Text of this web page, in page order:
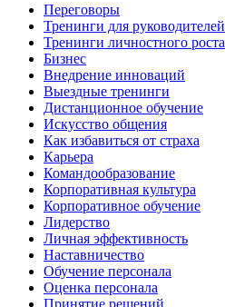
Переговоры
Тренинги для руководителей
Тренинги личностного роста
Бизнес
Внедрение инноваций
Выездные тренинги
Дистанционное обучение
Искусство общения
Как избавиться от страха
Карьера
Командообразование
Корпоративная культура
Корпоративное обучение
Лидерство
Личная эффективность
Наставничество
Обучение персонала
Оценка персонала
Принятие решений